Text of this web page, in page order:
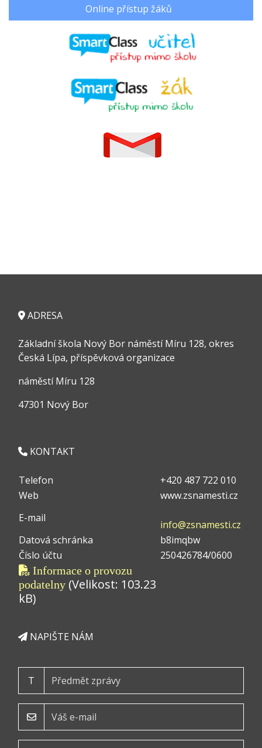
Online přístup žáků
ADRESA
Základní škola Nový Bor náměstí Míru 128, okres
Česká Lípa, příspěvková organizace
náměstí Míru 128
47301 Nový Bor
KONTAKT
Telefon
+420 487 722 010
Web
www.zsnamesti.cz
E-mail
info@zsnamesti.cz
Datová schránka
b8imqbw
Číslo účtu
250426784/0600
Informace o provozu
podatelny (Velikost: 103.23
kB)
NAPIŠTE NÁM
T